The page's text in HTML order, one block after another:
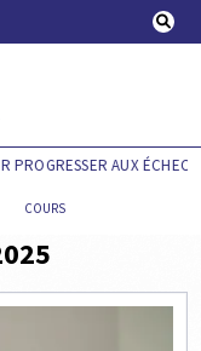
AUX ÉCHECS !
COURS